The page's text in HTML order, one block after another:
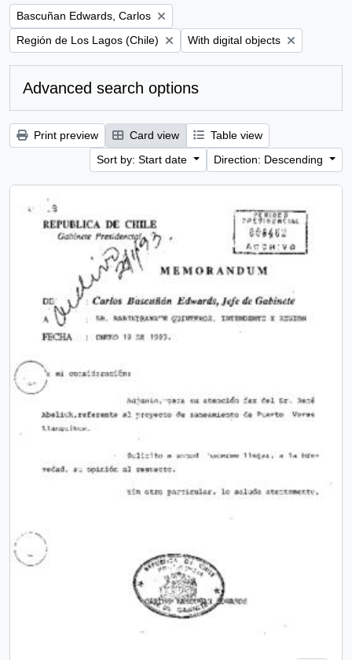
Remove filter:
Bascuñan Edwards, Carlos
Remove filter:
Región de Los Lagos (Chile) Remove filter:
With digital objects
Advanced search options
Print preview Card view
Table view
Sort by: Start date
Direction: Descending